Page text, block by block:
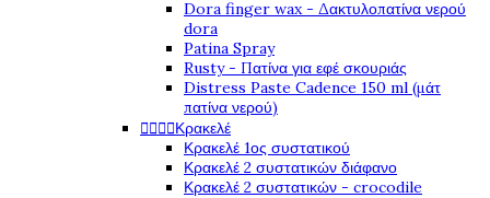
Dora finger wax - Δακτυλοπατίνα νερού
dora
Patina Spray
Rusty - Πατίνα για εφέ σκουριάς
Distress Paste Cadence 150 ml (μάτ
πατίνα νερού)
Κρακελέ
Κρακελέ 1ος συστατικού
Κρακελέ 2 συστατικών διάφανο
Κρακελέ 2 συστατικών - crocodile